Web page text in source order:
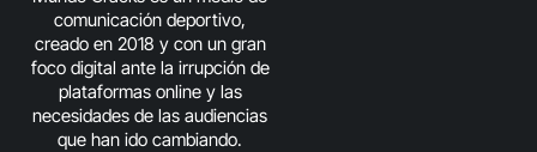
comunicación deportivo,
creado en 2018 y con un gran
foco digital ante la irrupción de
plataformas online y las
necesidades de las audiencias
que han ido cambiando.